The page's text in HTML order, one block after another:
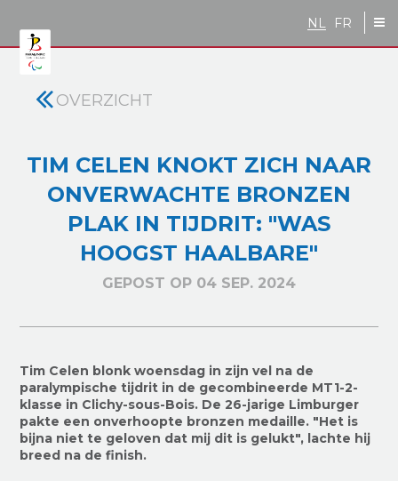
NL FR
OVERZICHT
TIM CELEN KNOKT ZICH NAAR
ONVERWACHTE BRONZEN
PLAK IN TIJDRIT: "WAS
HOOGST HAALBARE"
GEPOST OP 04 SEP. 2024
Tim Celen blonk woensdag in zijn vel na de
paralympische tijdrit in de gecombineerde MT1-2-
klasse in Clichy-sous-Bois. De 26-jarige Limburger
pakte een onverhoopte bronzen medaille. "Het is
bijna niet te geloven dat mij dit is gelukt", lachte hij
breed na de finish.